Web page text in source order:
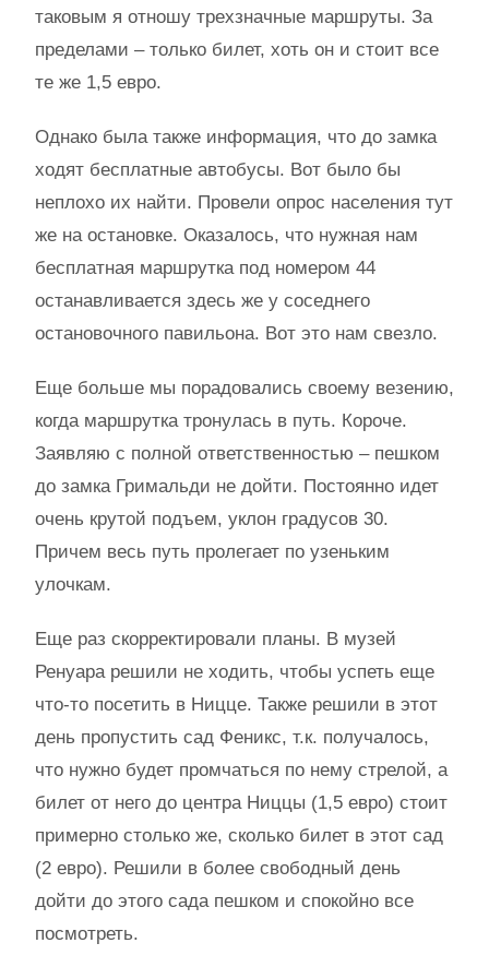
таковым я отношу трехзначные маршруты. За
пределами – только билет, хоть он и стоит все
те же 1,5 евро.
Однако была также информация, что до замка
ходят бесплатные автобусы. Вот было бы
неплохо их найти. Провели опрос населения тут
же на остановке. Оказалось, что нужная нам
бесплатная маршрутка под номером 44
останавливается здесь же у соседнего
остановочного павильона. Вот это нам свезло.
Еще больше мы порадовались своему везению,
когда маршрутка тронулась в путь. Короче.
Заявляю с полной ответственностью – пешком
до замка Гримальди не дойти. Постоянно идет
очень крутой подъем, уклон градусов 30.
Причем весь путь пролегает по узеньким
улочкам.
Еще раз скорректировали планы. В музей
Ренуара решили не ходить, чтобы успеть еще
что-то посетить в Ницце. Также решили в этот
день пропустить сад Феникс, т.к. получалось,
что нужно будет промчаться по нему стрелой, а
билет от него до центра Ниццы (1,5 евро) стоит
примерно столько же, сколько билет в этот сад
(2 евро). Решили в более свободный день
дойти до этого сада пешком и спокойно все
посмотреть.